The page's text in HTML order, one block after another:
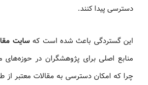
دسترسی پیدا کنند.
این گستردگی باعث شده است کهسایت
منابع اصلی برای پژوهشگران در
چرا که امکان دسترسی به مقالات معتبر